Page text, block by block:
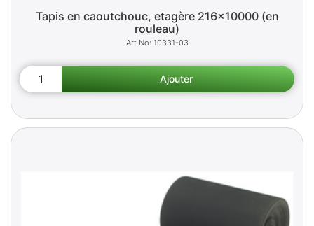
Tapis en caoutchouc, etagère 216x10000 (en
rouleau)
10331-03